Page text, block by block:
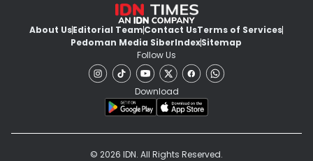
About UsEditorial TeamContact UsTerms of Services
Pedoman Media SiberIndexSitemap
Follow Us
Download
© 2026 IDN. All Rights Reserved.